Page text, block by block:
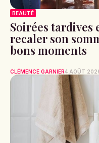
BEAUTÉ
Soirées tardives
recaler son
bons moments
CLÉMENCE GARNIER4 AOÛT